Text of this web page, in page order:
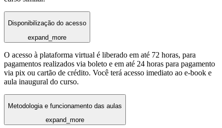
Disponibilização do acesso
expand_more
O acesso à plataforma virtual é liberado em até 72 horas, para
pagamentos realizados via boleto e em até 24 horas para pagamento
via pix ou cartão de crédito. Você terá acesso imediato ao e-book e
aula inaugural do curso.
Metodologia e funcionamento das aulas
expand_more